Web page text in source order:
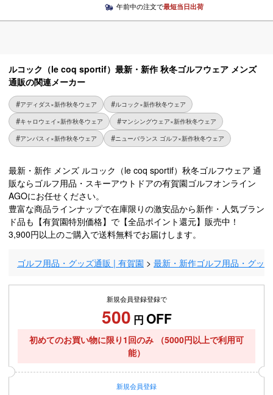
午前中の注文で最短当日出荷
ルコック（le coq sportif）最新・新作 秋冬ゴルフウェア メンズ
通販の関連メーカー
アディダス×新作秋冬ウェア ルコック×新作秋冬ウェア
キャロウェイ×新作秋冬ウェア マンシングウェア×新作秋冬ウェア
アンパスィ×新作秋冬ウェア ニューバランス ゴルフ×新作秋冬ウェア
最新・新作 メンズ ルコック（le coq sportif）秋冬ゴルフウェア 通
販ならゴルフ用品・スキーアウトドアの有賀園ゴルフオンライン
AGOにお任せください。
豊富な商品ラインナップで在庫限りの激安品から新作・人気ブラン
ド品も【有賀園特別価格】で【全品ポイント還元】販売中！
3,900円以上のご購入で送料無料でお届けします。
ゴルフ用品・グッズ通販 | 有賀園 最新・新作ゴルフ用品・グッズ
新規会員登録登録で
500 円 OFF
初めてのお買い物に限り1回のみ
（5000円以上で利用可
能）
新規会員登録